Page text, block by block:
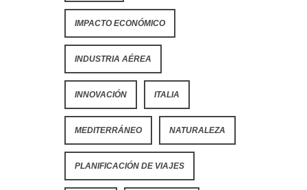
IMPACTO ECONÓMICO
INDUSTRIA AÉREA
INNOVACIÓN ITALIA
MEDITERRÁNEO NATURALEZA
PLANIFICACIÓN DE VIAJES